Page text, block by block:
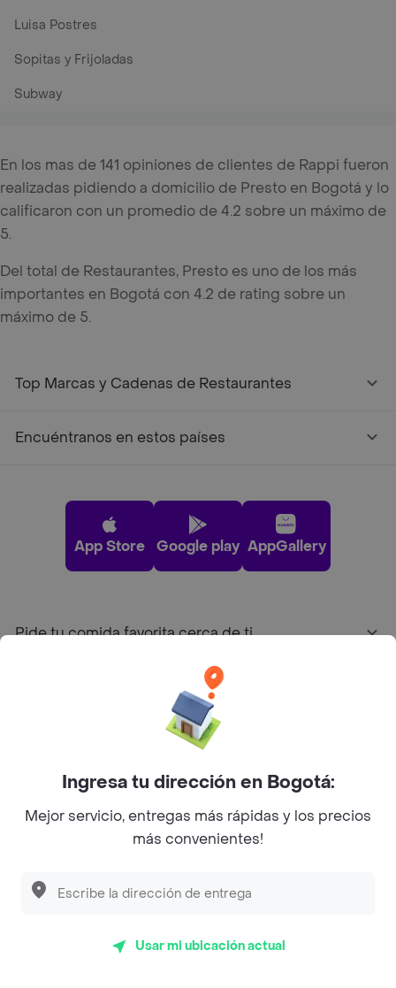
Luisa Postres
Sopitas y Frijoladas
Subway
En los mas de 141 opiniones de clientes de Rappi fueron
realizadas pidiendo a domicilio de Presto en Bogotá y lo
calificaron con un promedio de 4.2 sobre un máximo de
5.
Del total de Restaurantes, Presto es uno de los más
importantes en Bogotá con 4.2 de rating sobre un
máximo de 5.
Top Marcas y Cadenas de Restaurantes
Encuéntranos en estos países
App Store Google play AppGallery
Pide tu comida favorita cerca de ti
Sobre Rappi
Facebook
Twitter
Instagram
©2026Rappi Inc. All rights reserved.
Ingresa tu dirección en Bogotá:
Mejor servicio, entregas más rápidas y los precios
más convenientes!
Usar mi ubicación actual